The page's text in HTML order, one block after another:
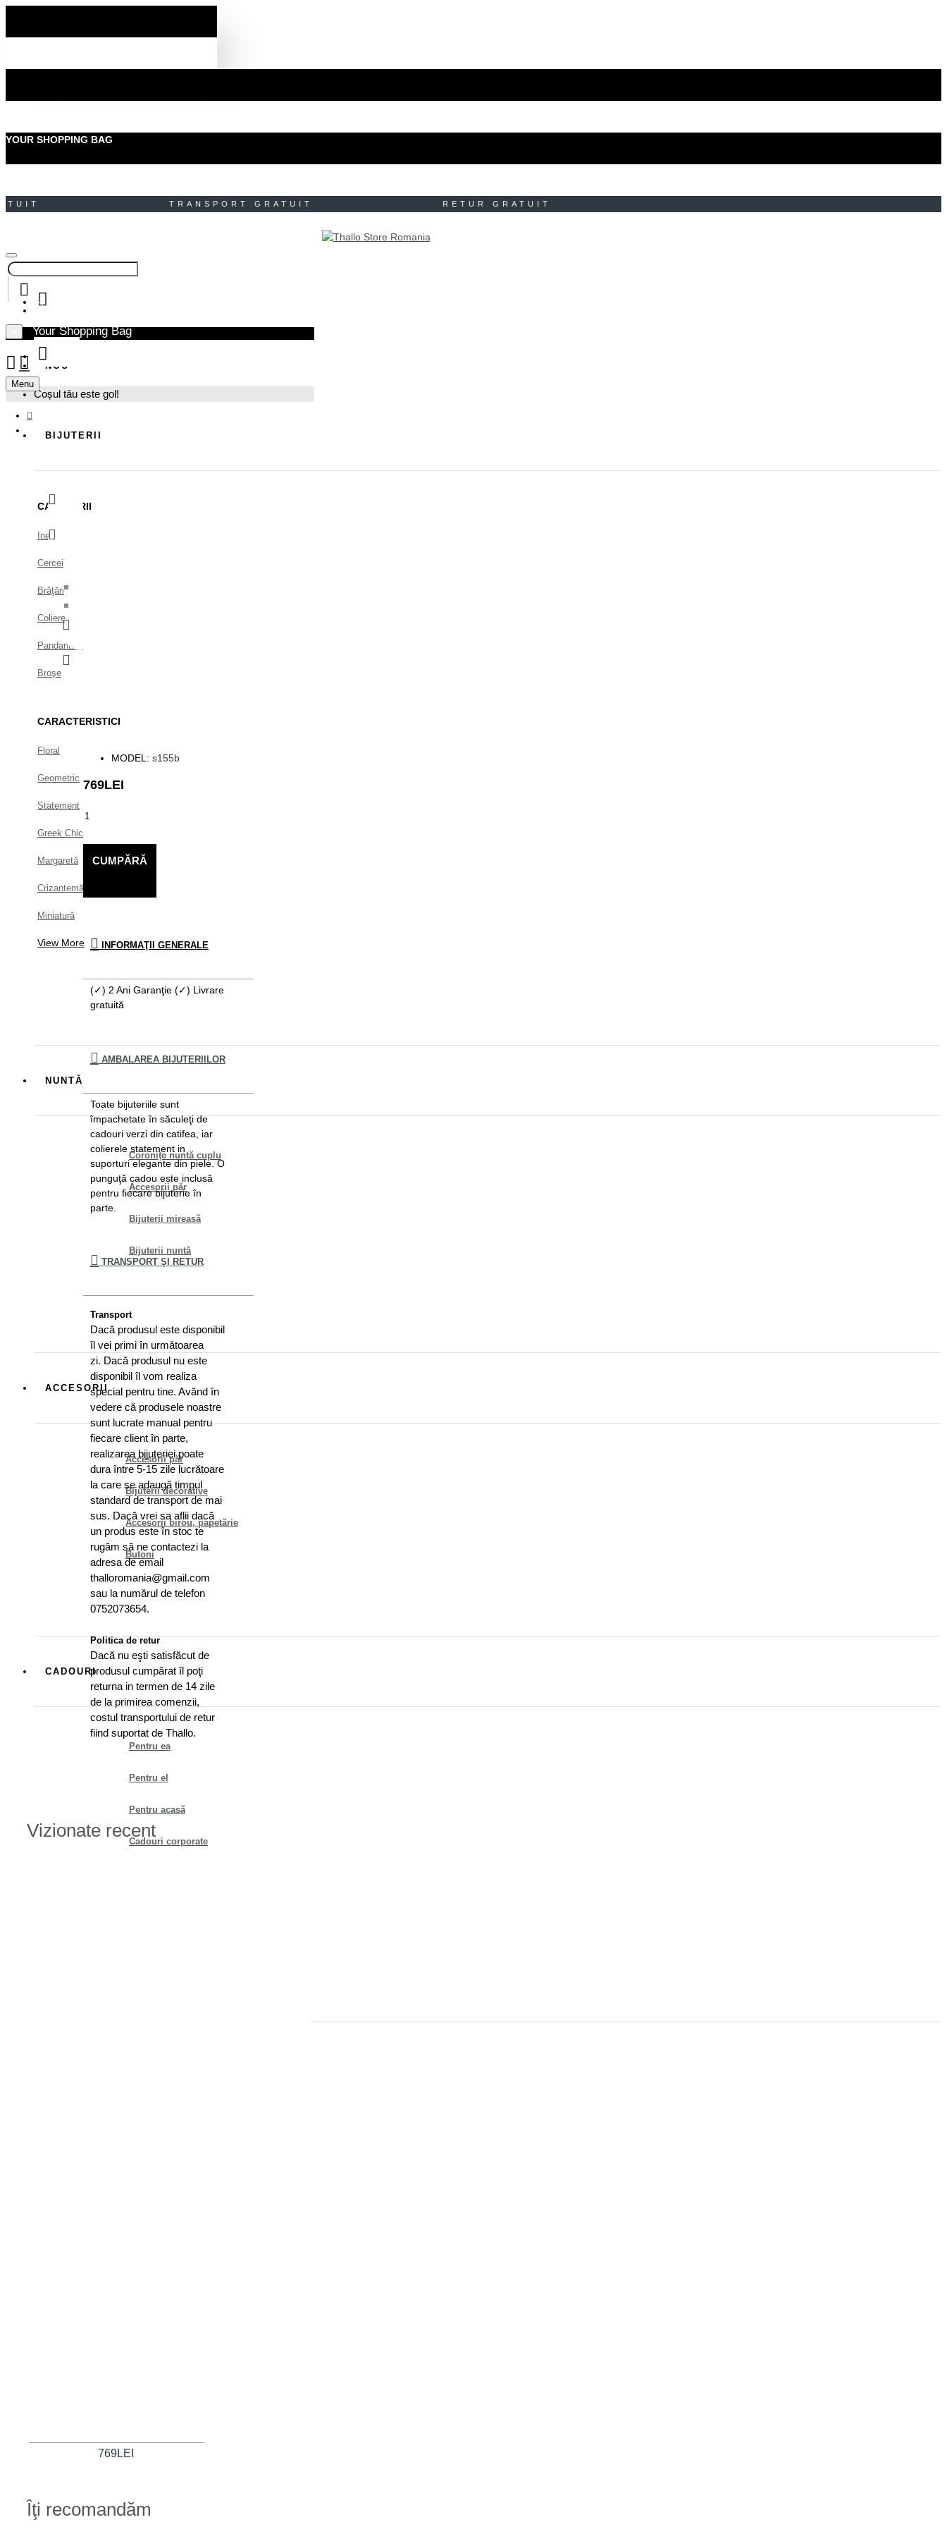
YOUR SHOPPING BAG
TRANSPORT GRATUIT RETUR GRATUIT
Your Shopping Bag
Coșul tău este gol!
NOU
BIJUTERII
CATEGORII
Inele
Cercei
Brăţări
Coliere
Pandantive
Broşe
CARACTERISTICI
Floral
Geometric
Statement
Greek Chic
Margaretă
Crizantemă
Miniatură
View More
NUNTĂ
Coroniţe nuntă cuplu
Accesorii păr
Bijuterii mireasă
Bijuterii nuntă
ACCESORII
Accesorii păr
Bijuterii decorative
Accesorii birou, papetărie
Butoni
CADOURI
Pentru ea
Pentru el
Pentru acasă
​Cadouri corporate
Menu
769LEI
MODEL: s155b
CUMPĂRĂ
INFORMAŢII GENERALE
(✓) 2 Ani Garanţie (✓) Livrare
gratuită
AMBALAREA BIJUTERIILOR
Toate bijuteriile sunt
împachetate în săculeţi de
cadouri verzi din catifea, iar
colierele statement in
suporturi elegante din piele. O
punguţă cadou este inclusă
pentru fiecare bijuterie în
parte.
TRANSPORT ŞI RETUR
Transport
Dacă produsul este disponibil
îl vei primi în următoarea
zi. Dacă produsul nu este
disponibil îl vom realiza
special pentru tine. Avănd în
vedere că produsele noastre
sunt lucrate manual pentru
fiecare client în parte,
realizarea bijuteriei poate
dura între 5-15 zile lucrătoare
la care se adaugă timpul
standard de transport de mai
sus. Dacă vrei sa aflii dacă
un produs este în stoc te
rugăm să ne contactezi la
adresa de email
thalloromania@gmail.com
sau la numărul de telefon
0752073654.
Politica de retur
Dacă nu eşti satisfăcut de
produsul cumpărat îl poţi
returna in termen de 14 zile
de la primirea comenzii,
costul transportului de retur
fiind suportat de Thallo.
Vizionate recent
769LEI
Îţi recomandăm